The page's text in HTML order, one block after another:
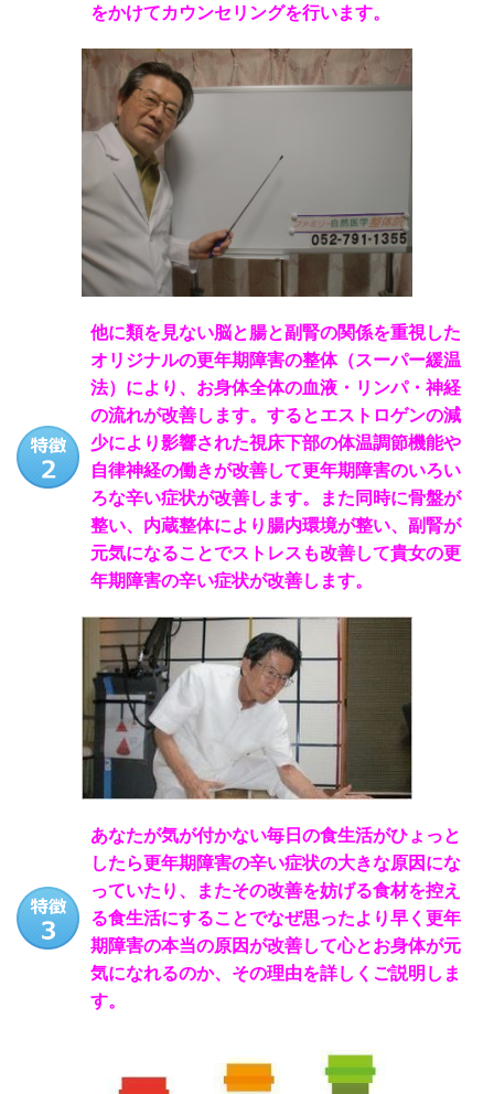
をかけてカウンセリングを行います。
他に類を見ない脳と腸と副腎の関係を重視した
オリジナルの更年期障害の整体（スーパー緩温
法）により、お身体全体の血液・リンパ・神経
の流れが改善します。するとエストロゲンの減
少により影響された視床下部の体温調節機能や
自律神経の働きが改善して更年期障害のいろい
ろな辛い症状が改善します。また同時に骨盤が
整い、内蔵整体により腸内環境が整い、副腎が
元気になることでストレスも改善して貴女の更
年期障害の辛い症状が改善します。
あなたが気が付かない毎日の食生活がひょっと
したら更年期障害の辛い症状の大きな原因にな
っていたり、またその改善を妨げる食材を控え
る食生活にすることでなぜ思ったより早く更年
期障害の本当の原因が改善して心とお身体が元
気になれるのか、その理由を詳しくご説明しま
す。